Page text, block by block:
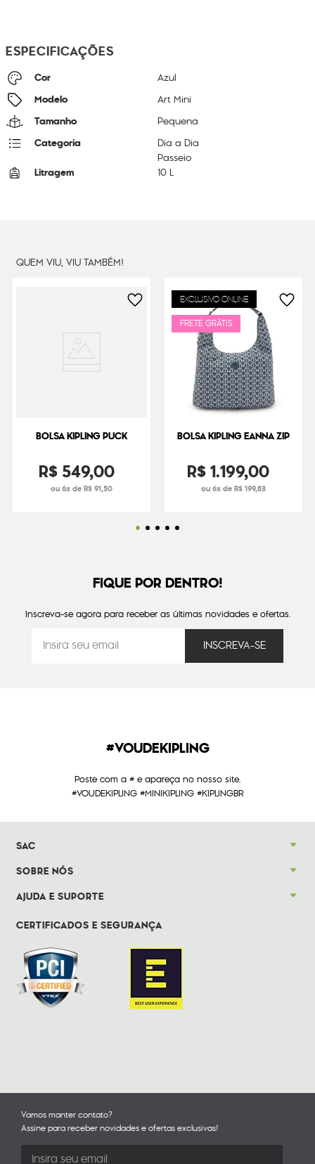
ESPECIFICAÇÕES
Cor Azul
Modelo Art Mini
Tamanho Pequena
Categoria
Dia a Dia
Passeio
Litragem 10 L
QUEM VIU, VIU TAMBÉM!
BOLSA KIPLING PUCK
R$549,00
ou 6x de R$ 91,50
EXCLUSIVO ONLINE
FRETE GRÁTIS
BOLSA KIPLING EANNA ZIP
R$1.199,00
ou 6x de R$ 199,83
FIQUE POR DENTRO!
Inscreva-se agora para receber as últimas novidades e ofertas.
#VOUDEKIPLING
Poste com a # e apareça no nosso site.
#VOUDEKIPLING #MINIKIPLING #KIPLINGBR
SAC
SOBRE NÓS
AJUDA E SUPORTE
CERTIFICADOS E SEGURANÇA
Vamos manter contato?
Assine para receber novidades e ofertas exclusivas!